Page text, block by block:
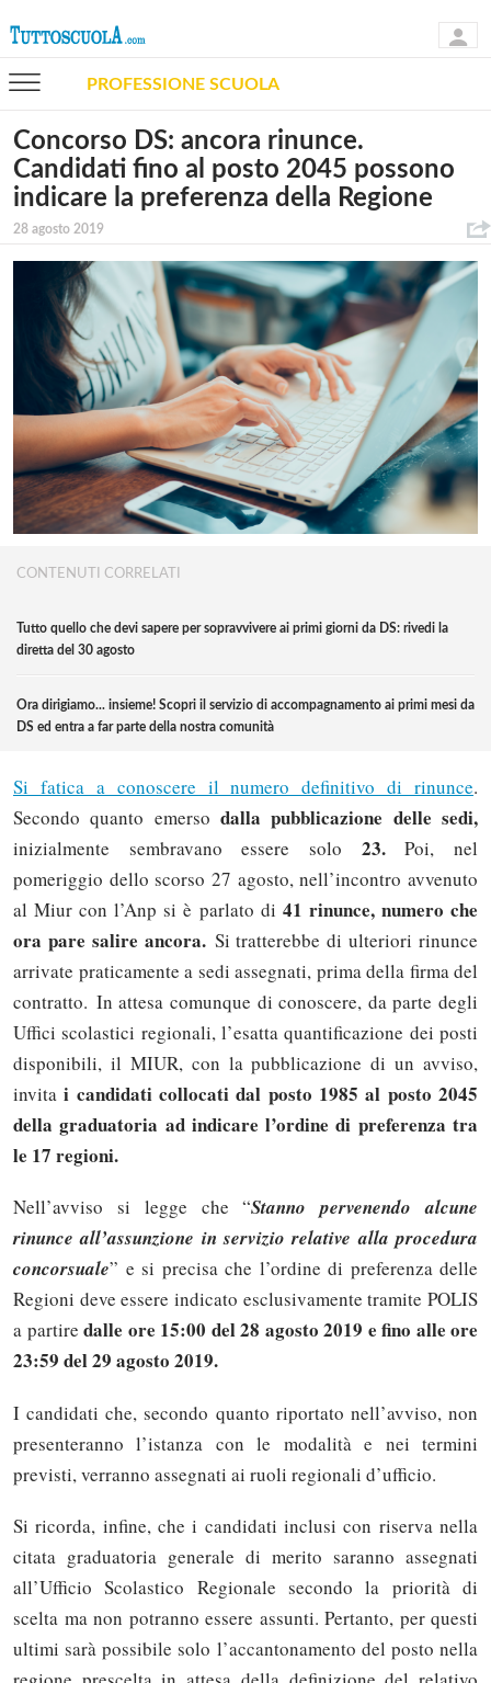
PROFESSIONE SCUOLA
Concorso DS: ancora rinunce.
Candidati fino al posto 2045 possono
indicare la preferenza della Regione
28 agosto 2019
CONTENUTI CORRELATI
Tutto quello che devi sapere per sopravvivere ai primi giorni da DS: rivedi la
diretta del 30 agosto
Ora dirigiamo... insieme! Scopri il servizio di accompagnamento ai primi mesi da
DS ed entra a far parte della nostra comunità
Si fatica a conoscere il numero definitivo di rinunce.
Secondo quanto emerso dalla pubblicazione delle sedi,
inizialmente sembravano essere solo 23.Poi, nel
pomeriggio dello scorso 27 agosto, nell’incontro avvenuto
al Miur con l’Anp si è parlato di 41 rinunce, numero che
ora pare salire ancora.Si tratterebbe di ulteriori rinunce
arrivate praticamente a sedi assegnati, prima della firma del
contratto. In attesa comunque di conoscere, da parte degli
Uffici scolastici regionali, l’esatta quantificazione dei posti
disponibili, il MIUR, con la pubblicazione di un avviso,
invita i candidati collocati dal posto 1985 al posto 2045
della graduatoria ad indicare l’ordine di preferenza tra
le 17 regioni.
Nell’avviso si legge che “Stanno pervenendo alcune
rinunce all’assunzione in servizio relative alla procedura
concorsuale” e si precisa che l’ordine di preferenza delle
Regioni deve essere indicato esclusivamente tramite POLIS
a partire dalle ore 15:00 del 28 agosto 2019 e fino alle ore
23:59 del 29 agosto 2019.
I candidati che, secondo quanto riportato nell’avviso, non
presenteranno l’istanza con le modalità e nei termini
previsti, verranno assegnati ai ruoli regionali d’ufficio.
Si ricorda, infine, che i candidati inclusi con riserva nella
citata graduatoria generale di merito saranno assegnati
all’Ufficio Scolastico Regionale secondo la priorità di
scelta ma non potranno essere assunti. Pertanto, per questi
ultimi sarà possibile solo l’accantonamento del posto nella
Solo gli utenti registrati possono